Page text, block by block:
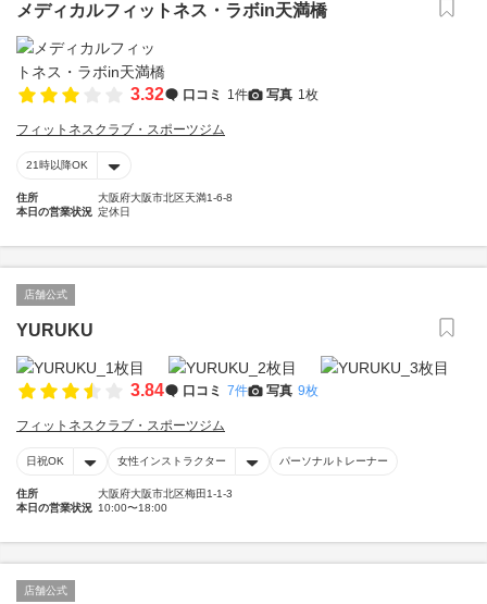
メディカルフィットネス・ラボin天満橋
3.32 口コミ 1件 写真 1枚
フィットネスクラブ・スポーツジム
21時以降OK
住所
大阪府大阪市北区天満1-6-8
本日の営業状況 定休日
店舗公式
YURUKU
3.84 口コミ 7件 写真 9枚
フィットネスクラブ・スポーツジム
日祝OK 女性インストラクター パーソナルトレーナー
住所
大阪府大阪市北区梅田1-1-3
本日の営業状況 10:00〜18:00
店舗公式